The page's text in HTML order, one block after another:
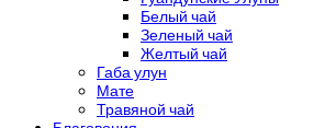
Белый чай
Зеленый чай
Желтый чай
Габа улун
Мате
Травяной чай